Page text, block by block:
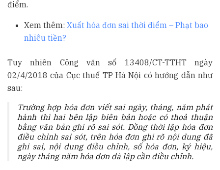
điểm.
Xem thêm:Xuất hóa đơn sai thời điểm – Phạt bao
nhiêu tiền?
Tuy nhiên Công văn số 13408/CT-TTHT ngày
02/4/2018 của Cục thuế TP Hà Nội có hướng dẫn như
sau:
Trường hợp hóa đơn viết sai ngày, tháng, năm phát
hành thì hai bên lập biên bản hoặc có thoả thuận
bằng văn bản ghi rõ sai sót. Đồng thời lập hóa đơn
điều chỉnh sai sót, trên hóa đơn ghi rõ nội dung đã
ghi sai, nội dung điều chỉnh, số hóa đơn, ký hiệu,
ngày tháng năm hóa đơn đã lập cần điều chỉnh.